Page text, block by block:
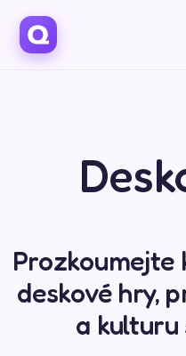
Prozkoumejte
deskové hry,
a kulturu